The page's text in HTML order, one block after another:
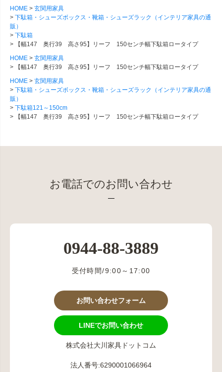
HOME
玄関用家具
下駄箱・シューズボックス・靴箱・シューズラック（インテリア家具の通
販）
下駄箱
【幅147 奥行39 高さ95】リーフ 150センチ幅下駄箱ロータイプ
HOME
玄関用家具
【幅147 奥行39 高さ95】リーフ 150センチ幅下駄箱ロータイプ
HOME
玄関用家具
下駄箱・シューズボックス・靴箱・シューズラック（インテリア家具の通
販）
下駄箱121～150cm
【幅147 奥行39 高さ95】リーフ 150センチ幅下駄箱ロータイプ
お電話でのお問い合わせ
0944-88-3889
受付時間/9:00～17:00
お問い合わせフォーム
LINEでお問い合わせ
株式会社大川家具ドットコム
法人番号:6290001066964